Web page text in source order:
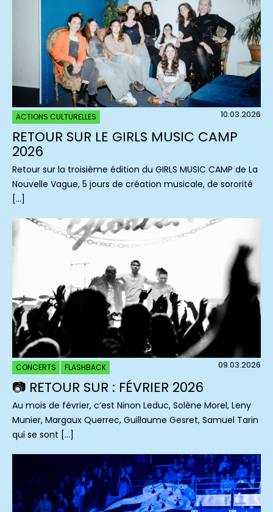
ACTIONS CULTURELLES 10.03.2026
RETOUR SUR LE GIRLS MUSIC CAMP
2026
Retour sur la troisième édition du GIRLS MUSIC CAMP de La
Nouvelle Vague, 5 jours de création musicale, de sororité
[…]
CONCERTS FLASHBACK 09.03.2026
📷 RETOUR SUR : FÉVRIER 2026
Au mois de février, c’est Ninon Leduc, Solène Morel, Leny
Munier, Margaux Querrec, Guillaume Gesret, Samuel Tarin
qui se sont […]